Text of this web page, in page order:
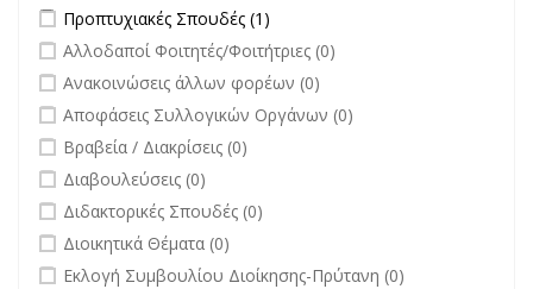
Apply Προπτυχιακές Σπουδές filter
Προπτυχιακές Σπουδές (1)
undefined
Αλλοδαποί Φοιτητές/Φοιτήτριες (0)
undefined
Ανακοινώσεις άλλων φορέων (0)
undefined
Αποφάσεις Συλλογικών Οργάνων (0)
undefined
Βραβεία / Διακρίσεις (0)
undefined
Διαβουλεύσεις (0)
undefined
Διδακτορικές Σπουδές (0)
undefined
Διοικητικά Θέματα (0)
undefined
Εκλογή Συμβουλίου Διοίκησης-Πρύτανη (0)